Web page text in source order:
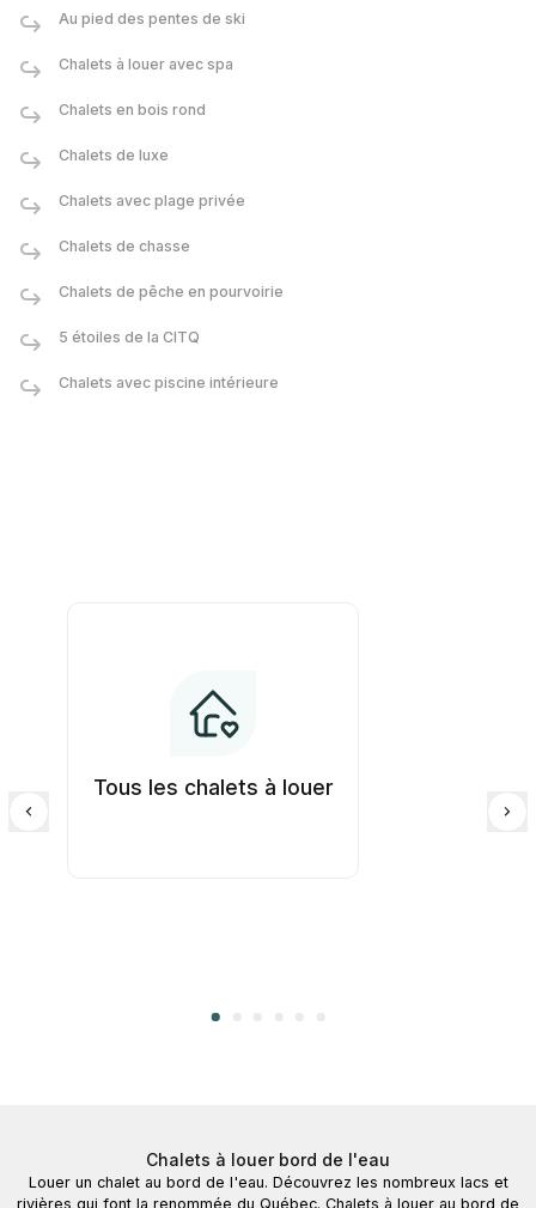
Au pied des pentes de ski
Chalets à louer avec spa
Chalets en bois rond
Chalets de luxe
Chalets avec plage privée
Chalets de chasse
Chalets de pêche en pourvoirie
5 étoiles de la CITQ
Chalets avec piscine intérieure
Tous les chalets à louer
Chalets à louer bord de l'eau
Louer un chalet au bord de l'eau. Découvrez les nombreux lacs et
rivières qui font la renommée du Québec. Chalets à louer au bord de